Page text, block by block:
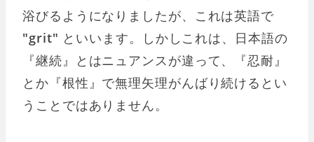
浴びるようになりましたが、これは英語で
"grit" といいます。しかしこれは、日本語の
『継続』とはニュアンスが違って、『忍耐』
とか『根性』で無理矢理がんばり続けるとい
うことではありません。